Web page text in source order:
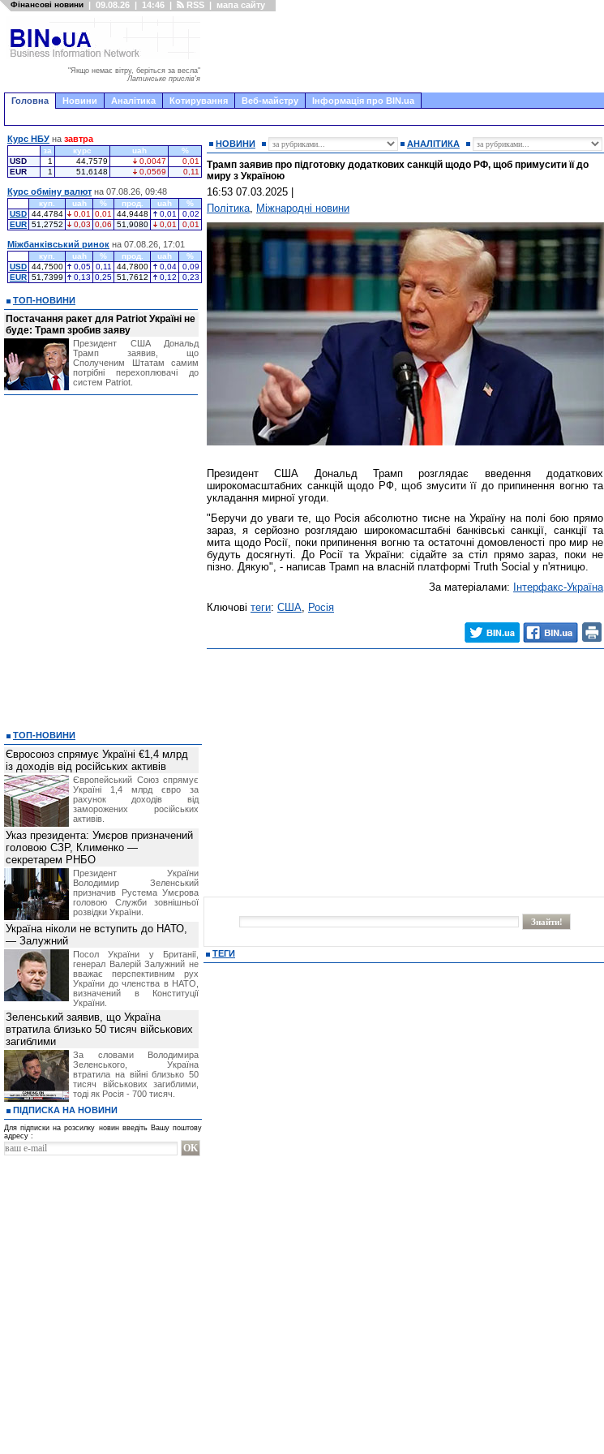
Фінансові новини | 09.08.26 | 14:46 | RSS | мапа сайту
"Якщо немає вітру, беріться за весла"
Латинське прислів'я
Головна Новини Аналітика Котирування Веб-майстру Інформація про BIN.ua
НОВИНИ АНАЛІТИКА
Трамп заявив про підготовку додаткових санкцій щодо РФ, щоб примусити її до
миру з Україною
16:53 07.03.2025
Політика, Міжнародні новини
Президент США Дональд Трамп розглядає введення додаткових
широкомасштабних санкцій щодо РФ, щоб змусити її до припинення вогню та
укладання мирної угоди.
"Беручи до уваги те, що Росія абсолютно тисне на Україну на полі бою прямо
зараз, я серйозно розглядаю широкомасштабні банківські санкції, санкції та
мита щодо Росії, поки припинення вогню та остаточні домовленості про мир не
будуть досягнуті. До Росії та України: сідайте за стіл прямо зараз, поки не
пізно. Дякую", - написав Трамп на власній платформі Truth Social у п'ятницю.
За матеріалами: Інтерфакс-Україна
Ключові теги: США, Росія
ТЕГИ
Курс НБУ на завтра
за курс uah
%
USD
1 44,7579 0,0047
0,01
EUR
1 51,6148 0,0569 0,11
Курс обміну валют на 07.08.26, 09:48
куп. uah % прод. uah
%
USD 44,4784 0,01 0,01 44,9448 0,01
0,02
EUR 51,2752 0,03 0,06 51,9080 0,01 0,01
Міжбанківський ринок на 07.08.26, 17:01
куп. uah % прод. uah
%
USD 44,7500 0,05 0,11 44,7800 0,04
0,09
EUR 51,7399 0,13 0,25 51,7612 0,12 0,23
ТОП-НОВИНИ
Постачання ракет для Patriot Україні не
буде: Трамп зробив заяву
Президент США Дональд
Трамп заявив, що
Сполученим Штатам самим
потрібні перехоплювачі до
систем Patriot.
ТОП-НОВИНИ
Євросоюз спрямує Україні €1,4 млрд
із доходів від російських активів
Європейський Союз спрямує
Україні 1,4 млрд євро за
рахунок доходів від
заморожених російських
активів.
Указ президента: Умєров призначений
головою СЗР, Клименко —
секретарем РНБО
Президент України
Володимир Зеленський
призначив Pустема Умєрова
головою Служби зовнішньої
розвідки України.
Україна ніколи не вступить до НАТО,
— Залужний
Посол України у Британії,
генерал Валерій Залужний не
вважає перспективним рух
України до членства в НАТО,
визначений в Конституції
України.
Зеленський заявив, що Україна
втратила близько 50 тисяч військових
загиблими
За словами Володимира
Зеленського, Україна
втратила на війні близько 50
тисяч військових загиблими,
тоді як Росія - 700 тисяч.
ПІДПИСКА НА НОВИНИ
Для підписки на розсилку новин введіть Вашу поштову
адресу :